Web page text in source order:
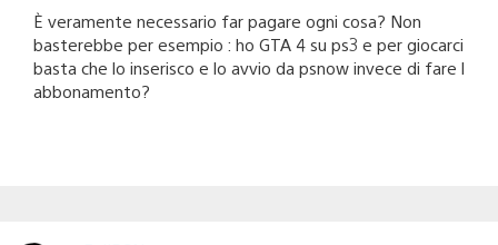
È veramente necessario far pagare ogni cosa? Non
basterebbe per esempio : ho GTA 4 su ps3 e per giocarci
basta che lo inserisco e lo avvio da psnow invece di fare l
abbonamento?